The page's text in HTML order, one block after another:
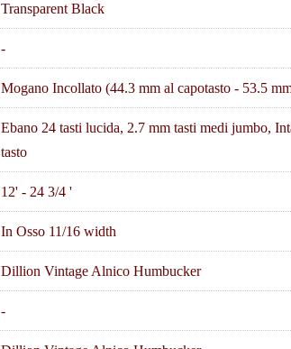
Transparent Black
-
Mogano Incollato (44.3 mm al capotasto - 53.5
Ebano 24 tasti lucida, 2.7 mm tasti medi jumbo,
tasto
12' - 24 3/4 '
In Osso 11/16 width
Dillion Vintage Alnico Humbucker
-